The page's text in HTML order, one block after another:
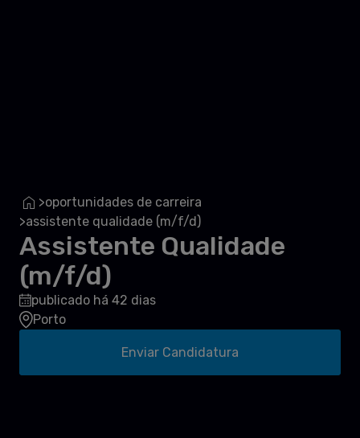
>oportunidades de carreira
>assistente qualidade (m/f/d)
Assistente Qualidade
(m/f/d)
publicado há 42 dias
Porto
Enviar Candidatura